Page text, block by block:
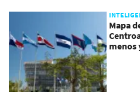
Mapa
menos